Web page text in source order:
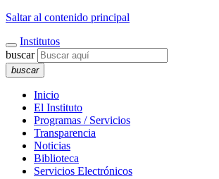
Saltar al contenido principal
Institutos
buscar
buscar
Inicio
El Instituto
Programas / Servicios
Transparencia
Noticias
Biblioteca
Servicios Electrónicos